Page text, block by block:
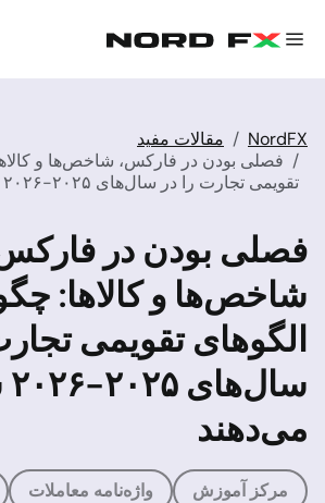
NordFX
مقالات مفید
فصلی بودن در فارکس، شاخص‌ها و
تقویمی تجارت را در سال‌های ۲۰۲۵-۲۰۲۶ شکل می‌دهند
فصلی بودن در
شاخص‌ها و کالاها:
الگوهای تقویمی
می‌دهند
مرکز آموزش واژه‌نامه معاملات